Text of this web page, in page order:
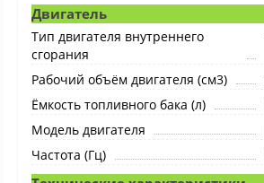
Двигатель
Тип двигателя внутреннего
сгорания
Рабочий объём двигателя (см3)
Ёмкость топливного бака (л)
Модель двигателя
Частота (Гц)